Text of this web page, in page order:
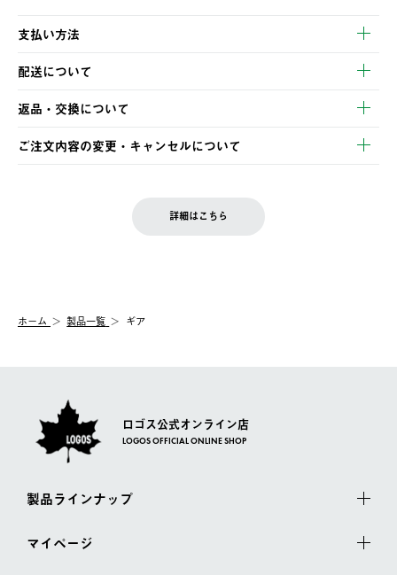
支払い方法
以下のいずれかの方法でお支払いいただけます。
・クレジットカード決済
・コンビニ決済
・Pay-easy決済
配送について
【発送スケジュール】
ご注文・ご入金完了より2営業日以内に商品を発送いたします。
土日祝の発送はございませんので、木曜日以降のご注文は週明け
の発送となる場合がございます。
【配送業者】
佐川急便にて配送されます。
返品・交換について
※お客様都合の場合
お客様都合の返品にかかる送料は、お客様ご負担とさせていただ
一度お手元の商品を返品いただき、ご希望商品を再注文してくだ
ご注文内容の変更・キャンセルについて
LOGOS FAMILY会員の方は、会員マイページ内 購入履歴画面に
詳細はこちら
ホーム 製品一覧 ギア
ロゴス公式オンライン店
LOGOS OFFICIAL ONLINE SHOP
製品ラインナップ
マイページ